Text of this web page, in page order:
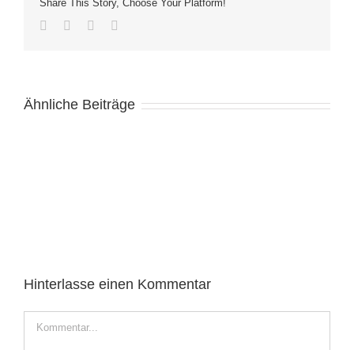
Share This Story, Choose Your Platform!
Facebook
TwitterLinkedIn
Ähnliche Beiträge
Hinterlasse einen Kommentar